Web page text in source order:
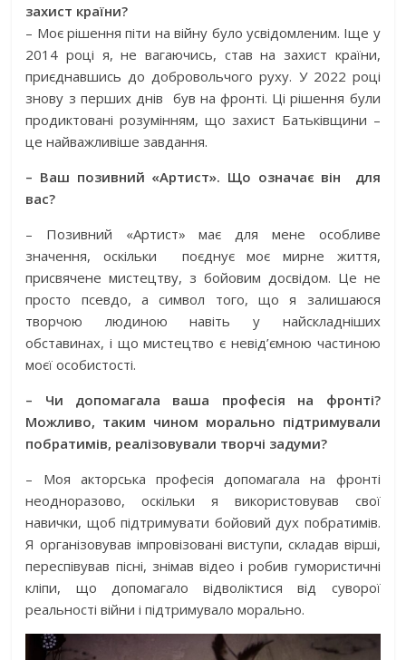
захист країни?
– Моє рішення піти на війну було усвідомленим. Іще у
2014 році я, не вагаючись, став на захист країни,
приєднавшись до добровольчого руху. У 2022 році
знову з перших днів був на фронті. Ці рішення були
продиктовані розумінням, що захист Батьківщини –
це найважливіше завдання.
– Ваш позивний «Артист». Що означає він
для
вас?
– Позивний «Артист» має для мене особливе
значення, оскільки
поєднує моє мирне життя,
присвячене мистецтву, з бойовим досвідом. Це не
просто псевдо, а символ того, що я залишаюся
творчою людиною навіть у найскладніших
обставинах, і що мистецтво є невід’ємною частиною
моєї особистості.
– Чи допомагала ваша професія на фронті?
Можливо, таким чином морально підтримували
побратимів, реалізовували творчі задуми?
– Моя акторська професія допомагала на фронті
неодноразово, оскільки я використовував свої
навички, щоб підтримувати бойовий дух побратимів.
Я організовував імпровізовані виступи, складав вірші,
переспівував пісні, знімав відео і робив гумористичні
кліпи, що допомагало відволіктися від суворої
реальності війни і підтримувало морально.